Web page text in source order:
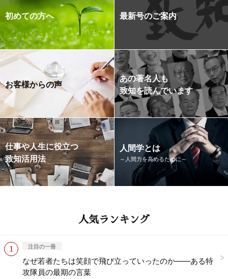
初めての方へ 最新号のご案内
お客様からの声
あの著名人も
致知を読んでいます
仕事や人生に役立つ
致知活用法
人間学とは
～人間力を高めるために～
人気ランキング
注目の一冊
なぜ若者たちは笑顔で飛び立っていったのか——ある特
攻隊員の最期の言葉